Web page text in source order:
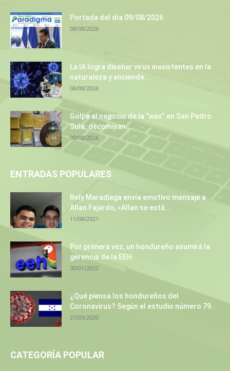
Portada del día 09/08/2026
08/08/2026
La IA logra diseñar virus inexistentes en la
naturaleza y enciende...
08/08/2026
Golpe al negocio de la “wax” en San Pedro
Sula: decomisan...
08/08/2026
ENTRADAS POPULARES
Rely Maradiaga envía emotivo mensaje a
Allan Fajardo, «Allan se está...
11/08/2021
Por primera vez, un hondureño asumirá la
gerencia de la EEH
30/01/2022
¿Qué piensa los hondureños del
Coronavirus? Según el estudio número 79...
27/03/2020
CATEGORÍA POPULAR